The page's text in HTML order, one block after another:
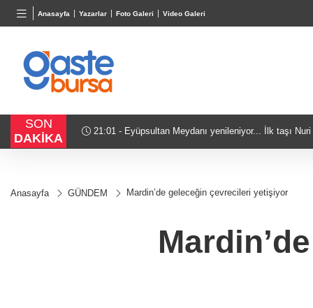
Anasayfa Yazarlar Foto Galeri Video Galeri
BGN
27,9743 %-0,22
VND
0,0018%0,32
SON
DAKİKA
21:01 - Bursa'da tarihi eser operasyonu! 273 sikke ve
Anasayfa GÜNDEM Mardin’de geleceğin çevrecileri yetişiyor